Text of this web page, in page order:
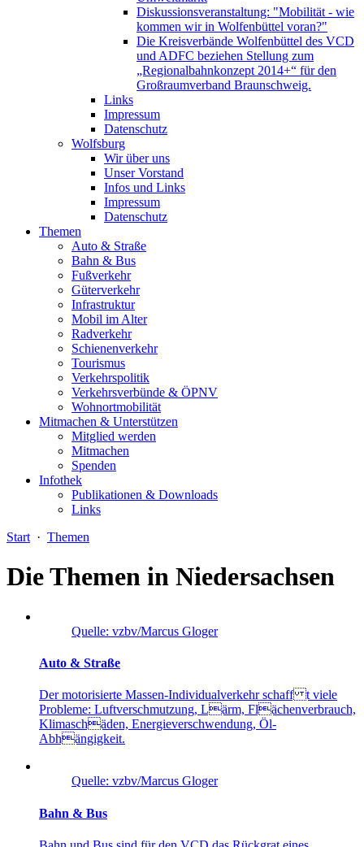
Diskussionsveranstaltung: "Mobilität - wie
kommen wir in Wolfenbüttel voran?"
Die Kreisverbände Wolfenbüttel des VCD
und ADFC beziehen Stellung zum
„Regionalbahnkonzept 2014+“ für den
Großraumverband Braunschweig.
Links
Impressum
Datenschutz
Wolfsburg
Wir über uns
Unser Vorstand
Infos und Links
Impressum
Datenschutz
Themen
Auto & Straße
Bahn & Bus
Fußverkehr
Güterverkehr
Infrastruktur
Mobil im Alter
Radverkehr
Schienenverkehr
Tourismus
Verkehrspolitik
Verkehrsverbünde & ÖPNV
Wohnortmobilität
Mitmachen & Unterstützen
Mitglied werden
Mitmachen
Spenden
Infothek
Publikationen & Downloads
Links
Start · Themen
Die Themen in Niedersachsen
Quelle: vzbv/Marcus Gloger
Auto & Straße
Der motorisierte Massen-Individualverkehr schaff t viele
Probleme: Luftverschmutzung, Lärm, Flächenverbrauch,
Klimaschäden, Energieverschwendung, Öl-
Abhängigkeit.
Quelle: vzbv/Marcus Gloger
Bahn & Bus